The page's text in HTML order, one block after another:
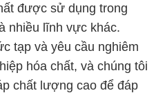
được sử dụng trong
nhiều lĩnh vực khác.
tạp và yêu cầu nghiêm
hóa chất, và chúng tôi
chất lượng cao để đáp